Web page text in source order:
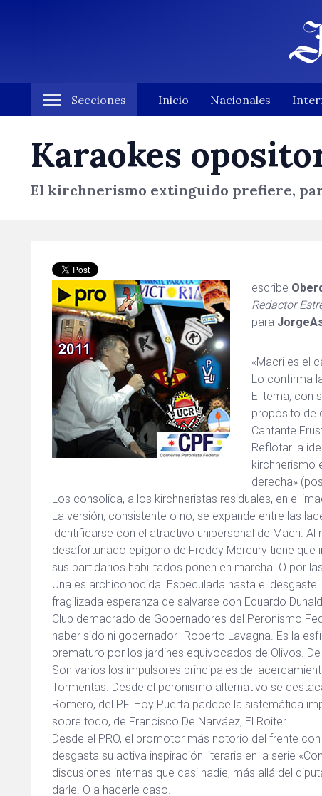
Secciones Inicio Nacionales
Karaokes
El kirchnerismo extinguido prefiere,
escribe
Redactor
para
«Macri es el
Lo confirma
El tema, con
propósito de
Cantante
Reflotar la
kirchnerismo
derecha»
Los consolida, a los kirchneristas residuales, en el
La versión, consistente o no, se expande entre las
identificarse con el atractivo unipersonal de Macri.
desafortunado epígono de Freddy Mercury tiene
sus partidarios habilitados ponen en marcha. O por
Una es archiconocida. Especulada hasta el
fragilizada esperanza de salvarse con Eduardo
Club demacrado de Gobernadores del Peronismo
haber sido ni gobernador- Roberto Lavagna. Es la
prematuro por los jardines equivocados de Olivos.
Son varios los impulsores principales del
Tormentas. Desde el peronismo alternativo se
Romero, del PF. Hoy Puerta padece la sistemática
sobre todo, de Francisco De Narváez, El Roiter.
Desde el PRO, el promotor más notorio del frente
desgasta su activa inspiración literaria en la serie
discusiones internas que casi nadie, más allá del
darle. O a hacerle caso.